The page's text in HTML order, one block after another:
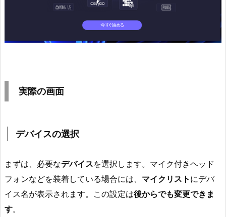
実際の画面
デバイスの選択
まずは、必要なデバイスを選択します。マイク付きヘッド
フォンなどを装着している場合には、 マイクリスト にデバ
イス名が表示されます。この設定は後からでも変更できま
す。